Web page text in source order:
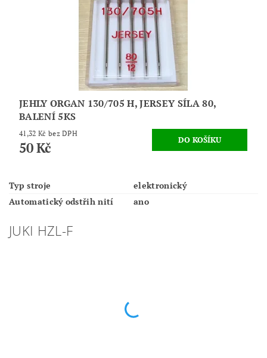
JEHLY ORGAN 130/705 H, JERSEY SÍLA 80,
BALENÍ 5KS
41,32 Kč bez DPH
50 Kč
Typ stroje
elektronický
Automatický odstřih nití
ano
JUKI HZL-F